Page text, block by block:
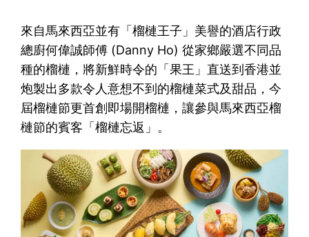
來自馬來西亞並有「榴槤王子」美譽的酒店行政
總廚何偉誠師傅 (Danny Ho) 從家鄉嚴選不同品
種的榴槤，將新鮮時令的「果王」直送到香港並
炮製出多款令人意想不到的榴槤菜式及甜品，今
屆榴槤節更首創即場開榴槤，讓參與馬來西亞榴
槤節的賓客「榴槤忘返」。